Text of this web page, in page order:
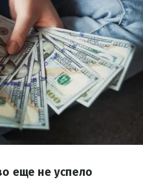
еще не успело